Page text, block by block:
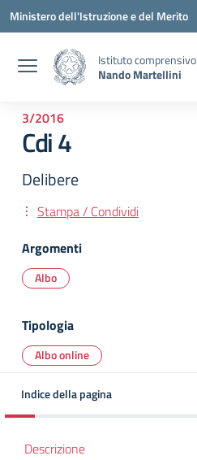
Vai ai contenuti
Vai al menu di navigazione
Vai al footer
Ministero dell'Istruzione e del Merito
Istituto comprensivo
Nando Martellini
3/2016
Cdi 4
Delibere
Stampa / Condividi
Argomenti
Albo
Tipologia
Albo online
Indice della pagina
Descrizione